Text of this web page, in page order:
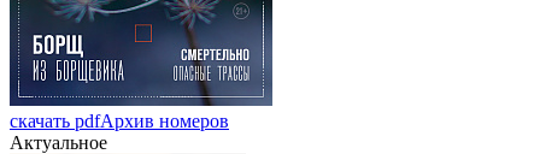
скачать pdfАрхив номеров
Актуальное